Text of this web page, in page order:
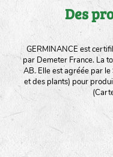
Des
GERMINANCE est
par Demeter France. La
AB. Elle est agréée par
et des plants) pour